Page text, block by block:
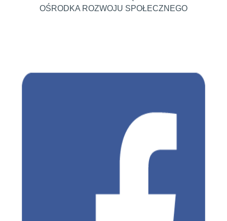
OŚRODKA ROZWOJU SPOŁECZNEGO